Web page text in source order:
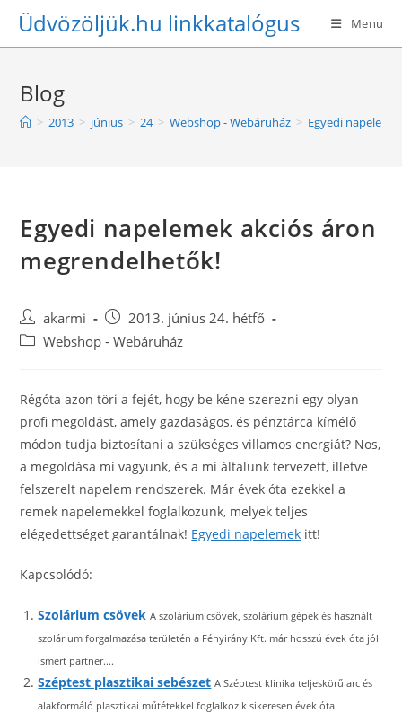
SkipÜdvözöljük.hu linkkatalógus Menu
Blog
> 2013 > június > 24 > Webshop - Webáruház > Egyedi
Egyedi napelemek akciós áron
megrendelhetők!
Post
author:
akarmi
Post
published:
2013. június 24. hétfő
PostWebshop - Webáruház
Régóta azon töri a fejét, hogy be kéne szerezni egy olyan
profi megoldást, amely gazdaságos, és pénztárca kímélő
módon tudja biztosítani a szükséges villamos energiát? Nos,
a megoldása mi vagyunk, és a mi általunk tervezett, illetve
felszerelt napelem rendszerek. Már évek óta ezekkel a
remek napelemekkel foglalkozunk, melyek teljes
elégedettséget garantálnak! Egyedi napelemek itt!
Kapcsolódó:
Szolárium csövek A szolárium csövek, szolárium gépek és használt
szolárium forgalmazása területén a Fényirány Kft. már hosszú évek óta jól
ismert partner....
Széptest plasztikai sebészet A Széptest klinika teljeskörű arc és
alakformáló plasztikai műtétekkel foglalkozik sikeresen évek óta.